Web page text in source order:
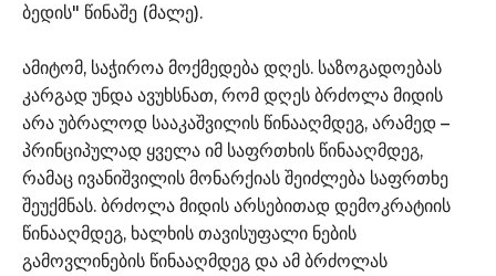
ბედის" წინაშე (მალე).
ამიტომ, საჭიროა მოქმედება დღეს. საზოგადოებას
კარგად უნდა ავუხსნათ, რომ დღეს ბრძოლა მიდის
არა უბრალოდ სააკაშვილის წინააღმდეგ, არამედ –
პრინციპულად ყველა იმ საფრთხის წინააღმდეგ,
რამაც ივანიშვილის მონარქიას შეიძლება საფრთხე
შეუქმნას. ბრძოლა მიდის არსებითად დემოკრატიის
წინააღმდეგ, ხალხის თავისუფალი ნების
გამოვლინების წინააღმდეგ და ამ ბრძოლას